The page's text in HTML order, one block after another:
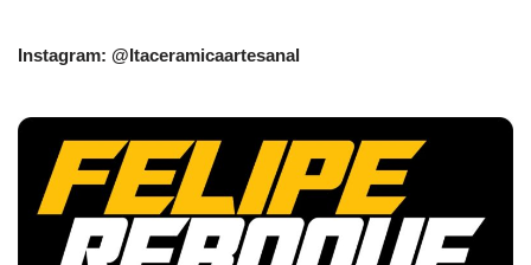
Instagram: @Itaceramicaartesanal